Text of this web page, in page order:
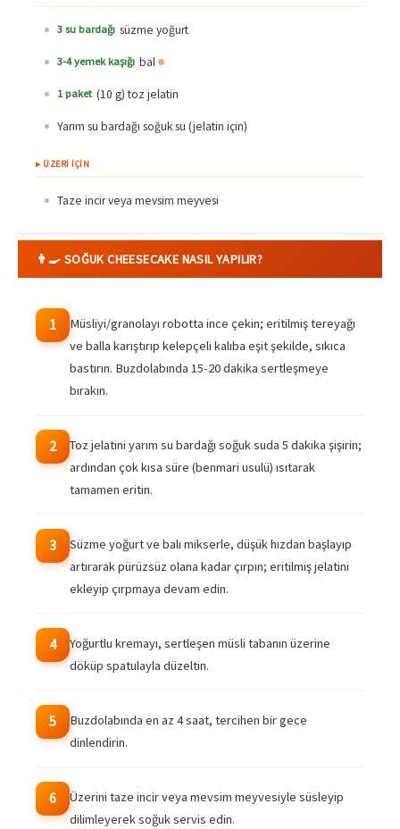
3 su bardağı süzme yoğurt
3-4 yemek kaşığı bal
1 paket (10 g) toz jelatin
Yarım su bardağı soğuk su (jelatin için)
▸ ÜZERİ İÇİN
Taze incir veya mevsim meyvesi
👨‍🍳 SOĞUK CHEESECAKE NASIL YAPILIR?
1
Müsliyi/granolayı robotta ince çekin; eritilmiş tereyağı
ve balla karıştırıp kelepçeli kalıba eşit şekilde, sıkıca
bastırın. Buzdolabında 15-20 dakika sertleşmeye
bırakın.
2
Toz jelatini yarım su bardağı soğuk suda 5 dakika şişirin;
ardından çok kısa süre (benmari usulü) ısıtarak
tamamen eritin.
3
Süzme yoğurt ve balı mikserle, düşük hızdan başlayıp
artırarak pürüzsüz olana kadar çırpın; eritilmiş jelatini
ekleyip çırpmaya devam edin.
4
Yoğurtlu kremayı, sertleşen müsli tabanın üzerine
döküp spatulayla düzeltin.
5
Buzdolabında en az 4 saat, tercihen bir gece
dinlendirin.
6
Üzerini taze incir veya mevsim meyvesiyle süsleyip
dilimleyerek soğuk servis edin.